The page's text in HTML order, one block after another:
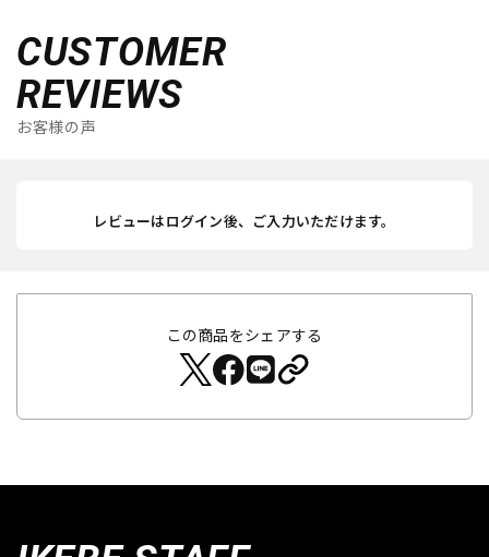
CUSTOMER
REVIEWS
お客様の声
レビューはログイン後、ご入力いただけます。
この商品をシェアする